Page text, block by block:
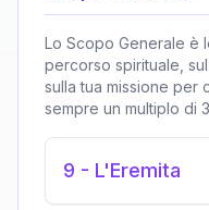
Lo Scopo Generale è
percorso spirituale,
sulla tua missione per
sempre un multiplo di
9 - L'Eremita